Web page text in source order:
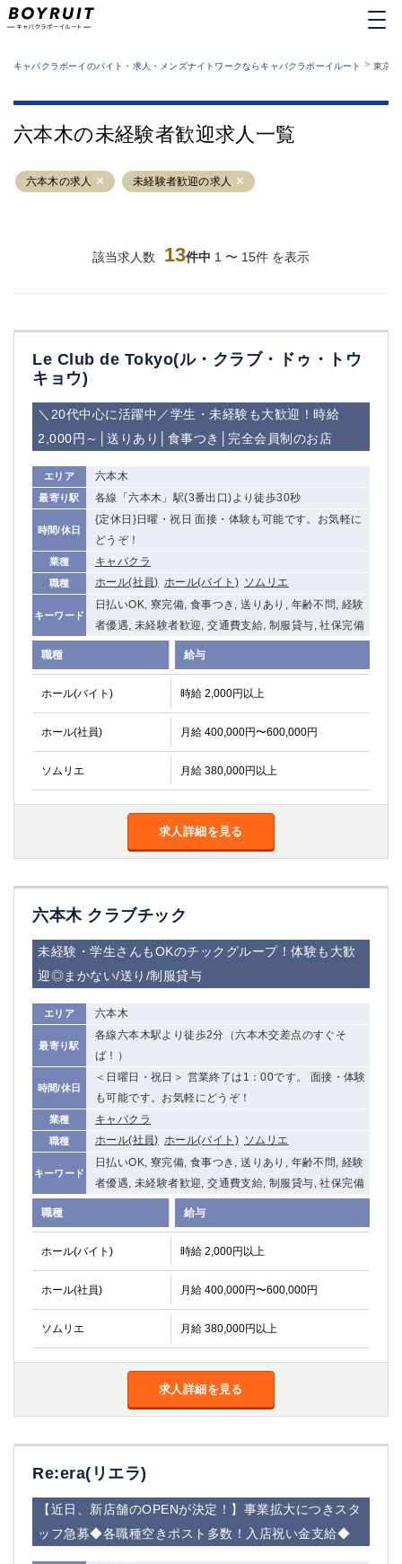
業種から探す
運営者情報
サイトマップ
キャバクラボーイのバイト・求人・メンズナイトワークならキャバクラボーイルート > 東京
六本木の未経験者歓迎求人一覧
六本木の求人 未経験者歓迎の求人
該当求人数 13件中 1 〜 15件 を表示
Le Club de Tokyo(ル・クラブ・ドゥ・トウ
キョウ)
＼20代中心に活躍中／学生・未経験も大歓迎！時給
2,000円～│送りあり│食事つき│完全会員制のお店
エリア 六本木
最寄り駅 各線「六本木」駅(3番出口)より徒歩30秒
時間/休日
{定休日}日曜・祝日 面接・体験も可能です。お気軽に
どうぞ！
業種 キャバクラ
職種 ホール(社員) ホール(バイト) ソムリエ
キーワード
日払いOK, 寮完備, 食事つき, 送りあり, 年齢不問, 経験
者優遇, 未経験者歓迎, 交通費支給, 制服貸与, 社保完備
職種 給与
ホール(バイト) 時給 2,000円以上
ホール(社員) 月給 400,000円〜600,000円
ソムリエ 月給 380,000円以上
求人詳細を見る
六本木 クラブチック
未経験・学生さんもOKのチックグループ！体験も大歓
迎◎まかない/送り/制服貸与
エリア 六本木
最寄り駅
各線六本木駅より徒歩2分（六本木交差点のすぐそ
ば！）
時間/休日
＜日曜日・祝日＞ 営業終了は1：00です。 面接・体験
も可能です。お気軽にどうぞ！
業種 キャバクラ
職種 ホール(社員) ホール(バイト) ソムリエ
キーワード
日払いOK, 寮完備, 食事つき, 送りあり, 年齢不問, 経験
者優遇, 未経験者歓迎, 交通費支給, 制服貸与, 社保完備
職種 給与
ホール(バイト) 時給 2,000円以上
ホール(社員) 月給 400,000円〜600,000円
ソムリエ 月給 380,000円以上
求人詳細を見る
Re:era(リエラ)
【近日、新店舗のOPENが決定！】事業拡大につきスタ
ッフ急募◆各職種空きポスト多数！入店祝い金支給◆
六本木
池袋
吉祥寺
練馬
恵比寿
蒲田
北千住
①六本木 ②西麻布
赤坂
高円寺
赤羽
品川
蒲田東口
多摩センター
立川（南口）
浜松町
西葛西
葛西
ひばりヶ丘（北口）
吉祥寺（南口／公園口） 小作・羽村・福生エリア
自由が丘
吉祥寺（北口／東口）
錦糸町南口
下北沢・経堂
金町（北口）
成増駅徒歩3分の好立地！①JR埼京線「赤羽駅」から徒歩2分 ②東
三軒茶屋（南口）
①歌舞伎町 ②新宿 ③新宿三丁目 ④西
①歌舞伎町 ②新宿 ③西部新宿 ③東新宿
蒲田(西口)
清瀬（南口）
①東武練馬 ②成増・板橋 ③大山 ②池袋
池袋東口
大井町
下赤塚
竹ノ塚
三鷹
新小岩
祖師ヶ谷大蔵
小岩
湯島
久米川
市川
西麻布
五井
神奈川県
関内
横浜
川崎
本厚木
新横浜
藤沢
平塚
武蔵小杉
橋本
小田原
横浜・桜木町
関内・馬車道・日ノ出町 武蔵新城
元住吉
茅ヶ崎
戸塚
たまプラーザ
大船
相模原
厚木
横須賀
桜木町
南越谷
所沢
獨協大学前＜草加松原＞ 北浦和（西口）
春日部
蕨